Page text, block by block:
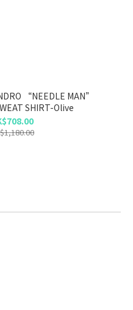
MAN”
SHIRT-Olive